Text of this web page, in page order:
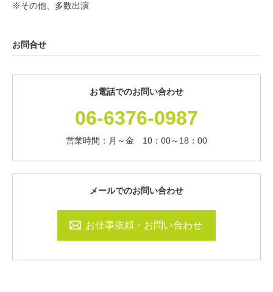
※その他、多数出演
お問合せ
お電話でのお問い合わせ
06-6376-0987
営業時間：月～金 10：00～18：00
メールでのお問い合わせ
お仕事依頼・お問い合わせ